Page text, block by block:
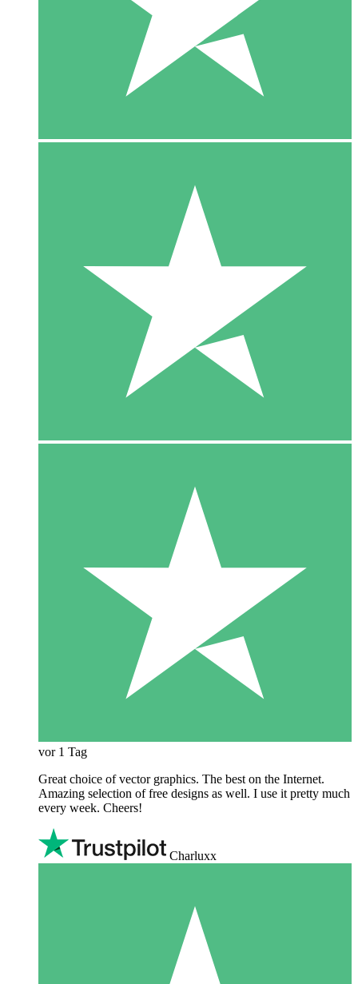
vor 1 Tag
Great choice of vector graphics. The best on the Internet.
Amazing selection of free designs as well. I use it pretty much
every week. Cheers!
Charluxx